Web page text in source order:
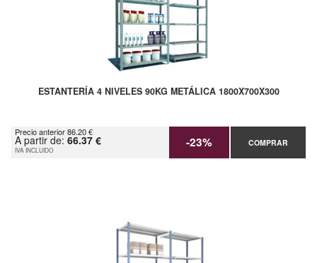
ESTANTERÍA 4 NIVELES 90KG METÁLICA 1800X700X300
Precio anterior 86.20 €
A partir de: 66.37 €
IVA INCLUIDO -23% COMPRAR